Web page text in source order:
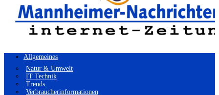
Allgemeines
Natur & Umwelt
IT Technik
Trends
Verbraucherinformationen